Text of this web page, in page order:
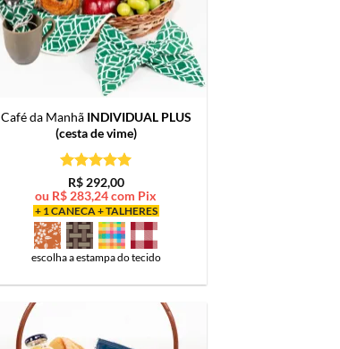
Café da Manhã INDIVIDUAL PLUS
(cesta de vime)
Avaliação5
de 5
R$292,00
ou R$ 283,24com Pix
+ 1 CANECA + TALHERES
escolha a estampa do tecido